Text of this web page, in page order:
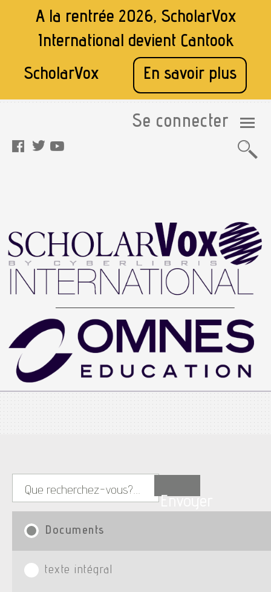
A la rentrée 2026, ScholarVox
International devient Cantook
ScholarVox
En savoir plus
Se connecter
Documents
texte intégral